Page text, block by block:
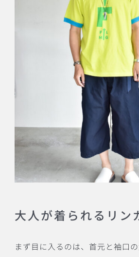
大人が着られるリン
まず目に入るのは、首元と袖口の